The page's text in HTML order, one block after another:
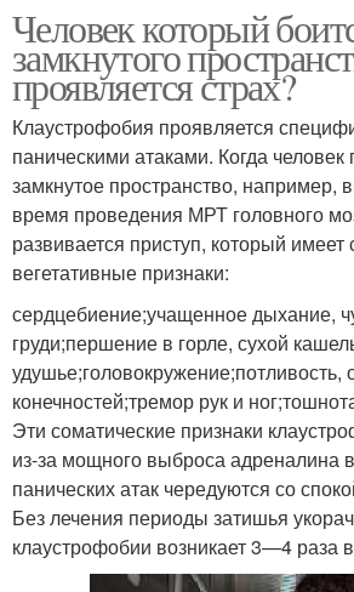
Человек который
замкнутого
проявляется страх?
Клаустрофобия проявляется
паническими атаками. Когда человек
замкнутое пространство, например,
время проведения МРТ головного
развивается приступ, который
вегетативные признаки:
сердцебиение;учащенное дыхание,
груди;першение в горле, сухой
удушье;головокружение;потливость,
конечностей;тремор рук и
Эти соматические признаки
из-за мощного выброса адреналина
панических атак чередуются со
Без лечения периоды затишья
клаустрофобии возникает 3—4 раза